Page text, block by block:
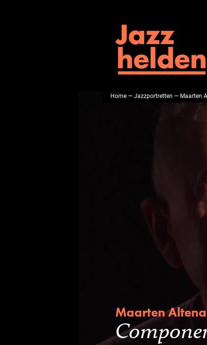
Home—Jazzportretten — Maarten
Maarten Altena